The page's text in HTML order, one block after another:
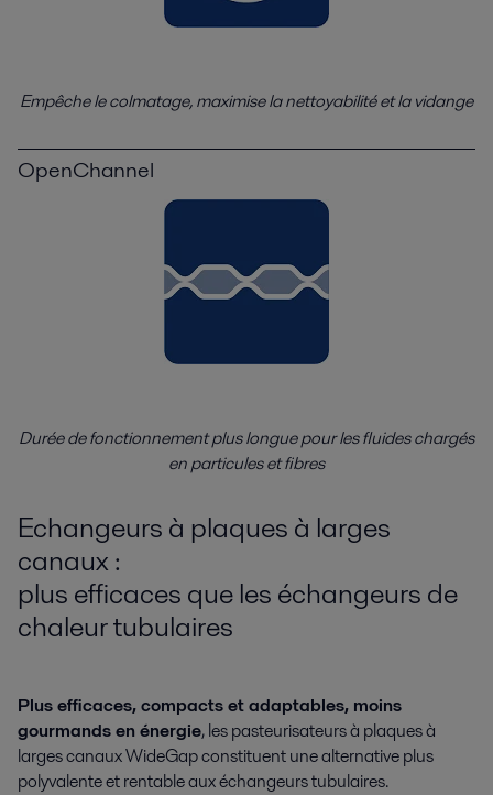
Empêche le colmatage, maximise la nettoyabilité et la vidange
OpenChannel
Durée de fonctionnement plus longue pour les fluides chargés
en particules et fibres
Echangeurs à plaques à larges
canaux :
plus efficaces que les échangeurs de
chaleur tubulaires
Plus efficaces, compacts et adaptables, moins
gourmands en énergie, les pasteurisateurs à plaques à
larges canaux WideGap constituent une alternative plus
polyvalente et rentable aux échangeurs tubulaires.